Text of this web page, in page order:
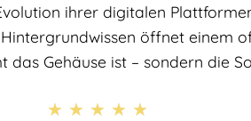
ihrer digitalen
öffnet einem
Gehäuse ist – sondern die
★★★★★
★★★★★